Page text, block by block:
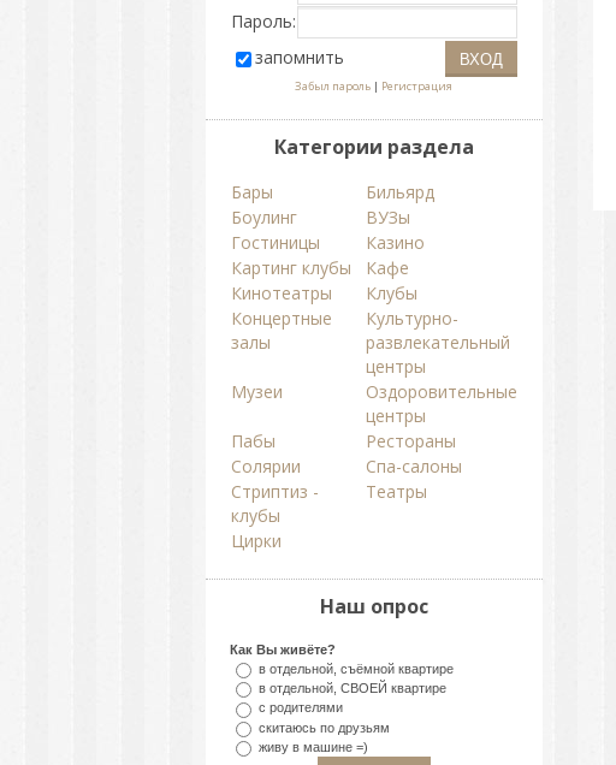
Пароль:
запомнить
Забыл пароль | Регистрация
Категории раздела
Бары
Бильярд
Боулинг
ВУЗы
Гостиницы
Казино
Картинг клубы
Кафе
Кинотеатры
Клубы
Концертные
залы
Культурно-
развлекательный
центры
Музеи
Оздоровительные
центры
Пабы
Рестораны
Солярии
Спа-салоны
Стриптиз -
клубы
Театры
Цирки
Наш опрос
Как Вы живёте?
в отдельной, съёмной квартире
в отдельной, СВОЕЙ квартире
с родителями
скитаюсь по друзьям
живу в машине =)